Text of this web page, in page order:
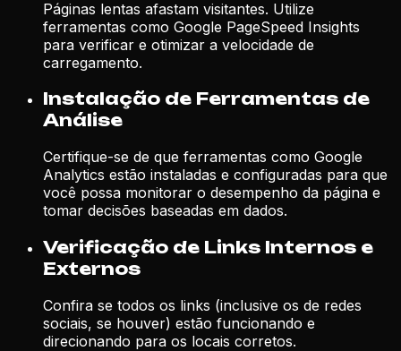
Páginas lentas afastam visitantes. Utilize
ferramentas como Google PageSpeed Insights
para verificar e otimizar a velocidade de
carregamento.
Instalação de Ferramentas de
Análise
Certifique-se de que ferramentas como Google
Analytics estão instaladas e configuradas para que
você possa monitorar o desempenho da página e
tomar decisões baseadas em dados.
Verificação de Links Internos e
Externos
Confira se todos os links (inclusive os de redes
sociais, se houver) estão funcionando e
direcionando para os locais corretos.